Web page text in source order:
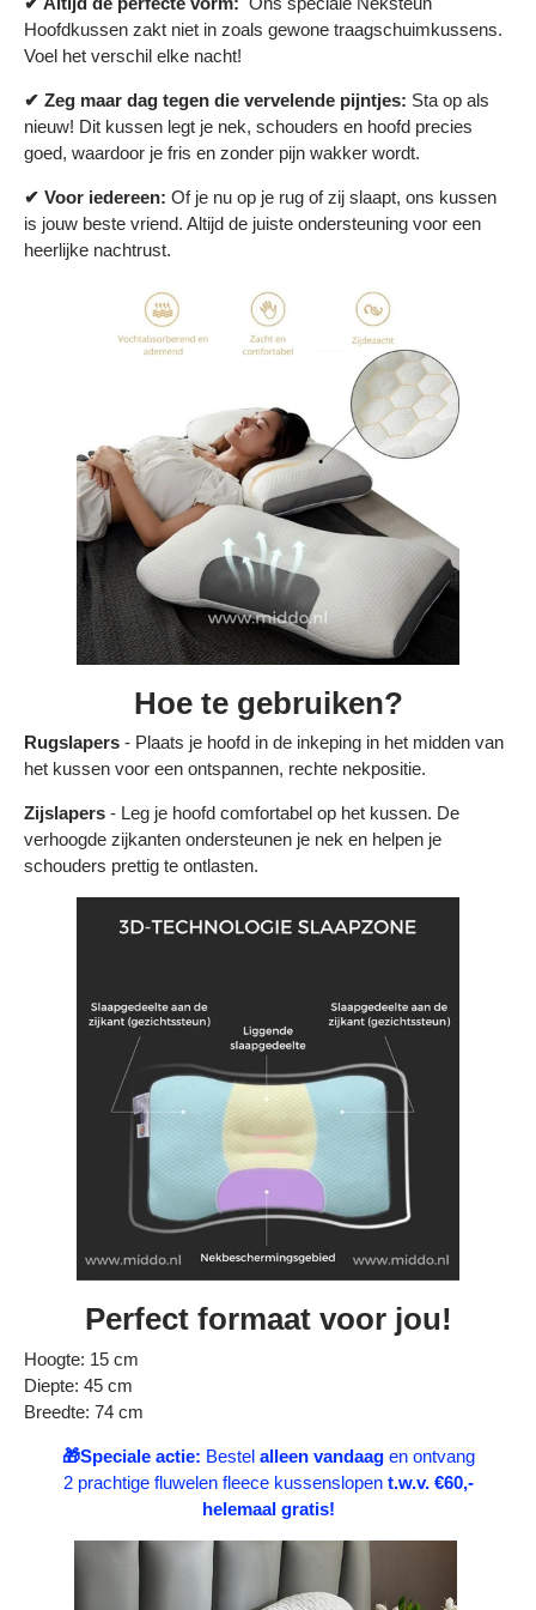
Hoofdkussen zakt niet in zoals gewone traagschuimkussens.
Voel het verschil elke nacht!
✔ Zeg maar dag tegen die vervelende pijntjes: Sta op als
nieuw! Dit kussen legt je nek, schouders en hoofd precies
goed, waardoor je fris en zonder pijn wakker wordt.
✔ Voor iedereen: Of je nu op je rug of zij slaapt, ons kussen
is jouw beste vriend. Altijd de juiste ondersteuning voor een
heerlijke nachtrust.
Hoe te gebruiken?
Rugslapers - Plaats je hoofd in de inkeping in het midden van
het kussen voor een ontspannen, rechte nekpositie.
Zijslapers - Leg je hoofd comfortabel op het kussen. De
verhoogde zijkanten ondersteunen je nek en helpen je
schouders prettig te ontlasten.
Perfect formaat voor jou!
Hoogte: 15 cm
Diepte: 45 cm
Breedte: 74 cm
🎁Speciale actie: Bestel alleen vandaag en ontvang
2 prachtige fluwelen fleece kussenslopen t.w.v. €60,-
helemaal gratis!